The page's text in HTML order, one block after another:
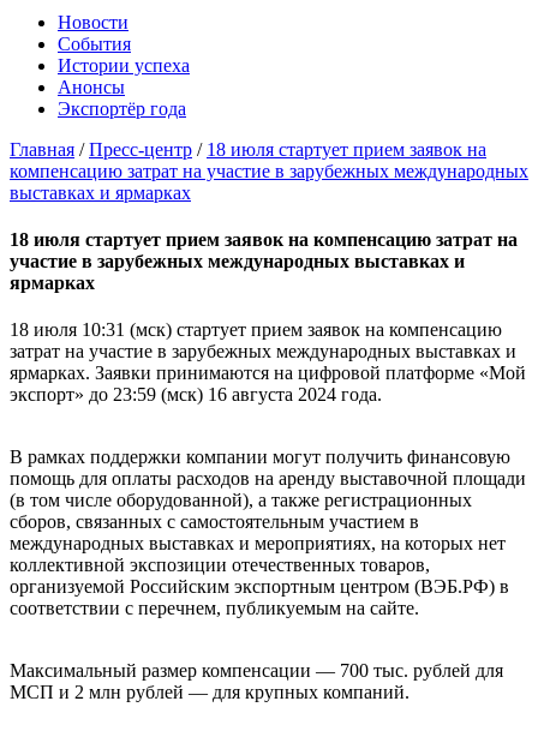
Новости
События
Истории успеха
Анонсы
Экспортёр года
Главная /Пресс-центр / 18 июля стартует прием заявок на
компенсацию затрат на участие в зарубежных международных
выставках и ярмарках
18 июля стартует прием заявок на компенсацию затрат на
участие в зарубежных международных выставках и
ярмарках
18 июля 10:31 (мск) стартует прием заявок на компенсацию
затрат на участие в зарубежных международных выставках и
ярмарках. Заявки принимаются на цифровой платформе «Мой
экспорт» до 23:59 (мск) 16 августа 2024 года.
В рамках поддержки компании могут получить финансовую
помощь для оплаты расходов на аренду выставочной площади
(в том числе оборудованной), а также регистрационных
сборов, связанных с самостоятельным участием в
международных выставках и мероприятиях, на которых нет
коллективной экспозиции отечественных товаров,
организуемой Российским экспортным центром (ВЭБ.РФ) в
соответствии с перечнем, публикуемым на сайте.
Максимальный размер компенсации — 700 тыс. рублей для
МСП и 2 млн рублей — для крупных компаний.